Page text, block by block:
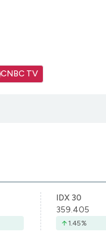
CNBC TV
IDX 30
359.405
1.45%